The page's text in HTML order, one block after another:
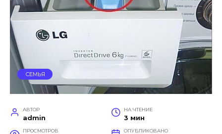
СЕМЬЯ
АВТОР
admin
НА ЧТЕНИЕ
3 мин
ПРОСМОТРОВ ОПУБЛИКОВАНО